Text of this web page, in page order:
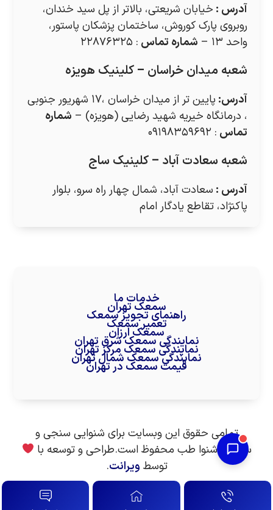
آدرس : خیابان شریعتی، بالاتر از پل سید خندان،
روبروی پارک کوروش، ساختمان پزشکان پاستور،
واحد ۱۳ –
شماره تماس : ۲۲۸۷۶۳۲۵
شعبه میدان خراسان – کلینیک هویزه
آدرس:
پایین تر از میدان خراسان ،۱۷ شهریور جنوبی
، درمانگاه خیریه شهید رضایی (هویزه) – شماره
تماس : ۰۹۱۹۸۳۵۹۶۹۲
شعبه سعادت آباد – کلینیک ساج
آدرس : سعادت آباد، شمال چهار راه سرو، بلوار
پاکنژاد، تقاطع یادگار امام
خدمات ما
سمعک تهران
راهنمای تجویز سمعک
تعمیر سمعک
سمعک ارزان
نمایندگی سمعک شرق تهران
نمایندگی سمعک مرکز تهران
نمایندگی سمعک شمال تهران
قیمت سمعک در تهران
تمامی حقوق این وبسایت برای شنوایی سنجی و
سمعک شنوا طب محفوظ است.طراحی و توسعه با
توسط ویرانت.